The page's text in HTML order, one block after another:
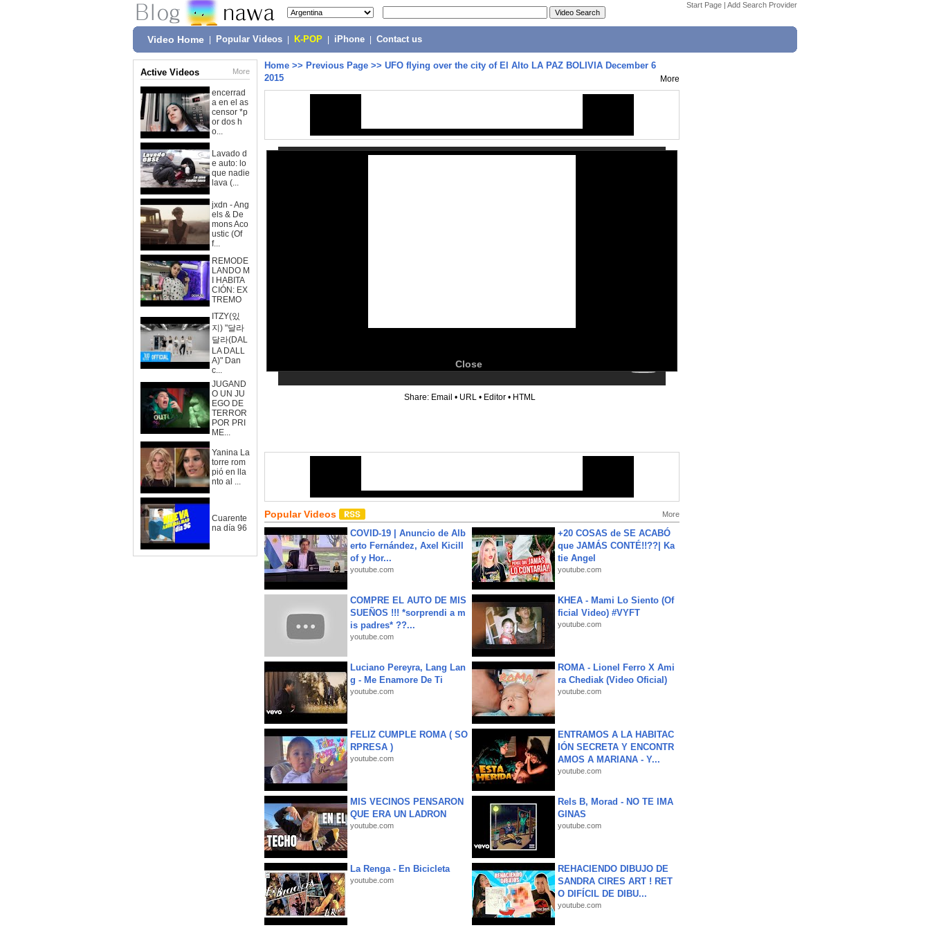
Start Page | Add Search Provider
Video Home Popular Videos K-POP iPhone Contact us
Active Videos More
encerrad
a en el as
censor *p
or dos h
o...
Lavado d
e auto: lo
que nadie
lava (...
jxdn - Ang
els & De
mons Aco
ustic (Of
f...
REMODE
LANDO M
I HABITA
CIÓN: EX
TREMO
ITZY(있
지) "달라
달라(DAL
LA DALL
A)" Dan
c...
JUGAND
O UN JU
EGO DE
TERROR
POR PRI
ME...
Yanina La
torre rom
pió en lla
nto al ...
Cuarente
na día 96
Home >> Previous Page >> UFO flying over the city of El Alto LA PAZ BOLIVIA December 6
2015
More
Close
Share: Email • URL • Editor • HTML
Popular Videos More
COVID-19 | Anuncio de Alb
erto Fernández, Axel Kicill
of y Hor...
youtube.com
+20 COSAS de SE ACABÓ
que JAMÁS CONTÉ!!??| Ka
tie Angel
youtube.com
COMPRE EL AUTO DE MIS
SUEÑOS !!! *sorprendi a m
is padres* ??...
youtube.com
KHEA - Mami Lo Siento (Of
ficial Video) #VYFT
youtube.com
Luciano Pereyra, Lang Lan
g - Me Enamore De Ti
youtube.com
ROMA - Lionel Ferro X Ami
ra Chediak (Video Oficial)
youtube.com
FELIZ CUMPLE ROMA ( SO
RPRESA )
youtube.com
ENTRAMOS A LA HABITAC
IÓN SECRETA Y ENCONTR
AMOS A MARIANA - Y...
youtube.com
MIS VECINOS PENSARON
QUE ERA UN LADRON
youtube.com
Rels B, Morad - NO TE IMA
GINAS
youtube.com
La Renga - En Bicicleta
youtube.com
REHACIENDO DIBUJO DE
SANDRA CIRES ART ! RET
O DIFÍCIL DE DIBU...
youtube.com